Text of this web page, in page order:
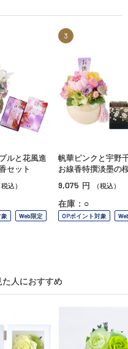
ルと花風進
セット
税込）
Web限定
3
帆華ピンクと宇野
お線香特撰淡墨の
9,075 円 （税込）
在庫：○
OPポイント対象
た人におすすめ